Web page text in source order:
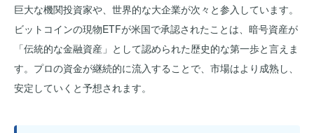
巨大な機関投資家や、世界的な大企業が次々と参入しています。
ビットコインの現物ETFが米国で承認されたことは、暗号資産が
「伝統的な金融資産」として認められた歴史的な第一歩と言えま
す。プロの資金が継続的に流入することで、市場はより成熟し、
安定していくと予想されます。